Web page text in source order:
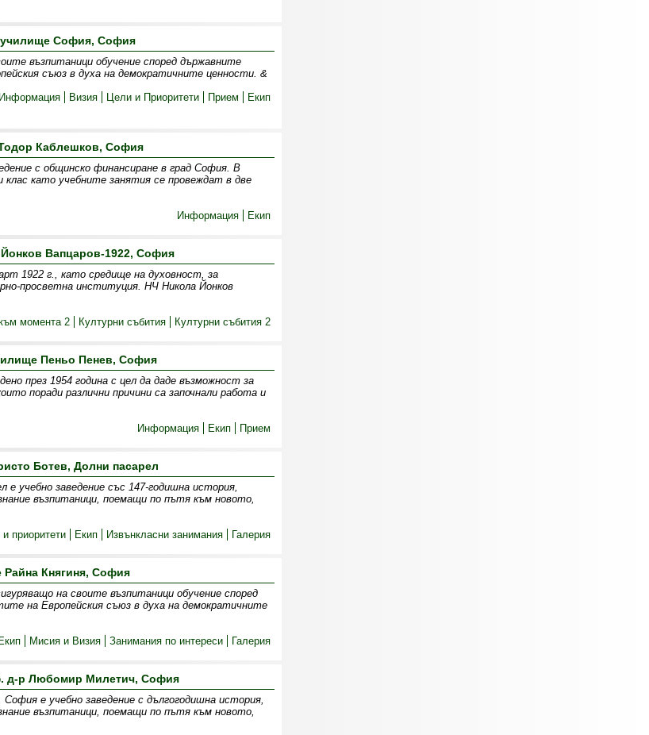
училище София, София
възпитаници обучение според държавните
съюз в духа на демократичните ценности. &
Информация
Визия Цели и Приоритети Прием Екип
Каблешков, София
с общинско финансиране в град София. В
като учебните занятия се провеждат в две
Информация
Екип
Вапцаров-1922, София
1922 г., като средище на духовност, за
просветна институция. НЧ Никола Йонков
момента 2 Културни събития Културни събития 2
Пеньо Пенев, София
през 1954 година с цел да даде възможност за
поради различни причини са започнали работа и
Информация
Екип Прием
Ботев, Долни пасарел
учебно заведение със 147-годишна история,
възпитаници, поемащи по пътя към новото,
приоритети Екип Извънкласни занимания Галерия
Княгиня, София
на своите възпитаници обучение според
на Европейския съюз в духа на демократичните
Екип Мисия и Визия Занимания по интереси Галерия
д-р Любомир Милетич, София
е учебно заведение с дългогодишна история,
възпитаници, поемащи по пътя към новото,